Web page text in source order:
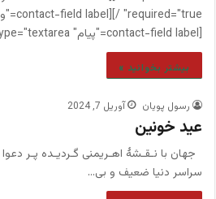
[contact-field label="پیام" type="textarea" /][/contact-form]
بیشتر بخوانید »
رسول پویان آوریل 7, 2024
عید خونین
جهان با نـقـشۀ اهـریمنی گـردیـده پـر
سراسر دنیا ضعیف و بی…